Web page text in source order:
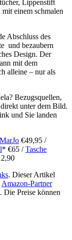
Lippenstift
einem schmalen
Abschluss des
und bezaubern
Design. Der
mit dem
alleine – nur als
Bezugsquellen,
unter dem Bild.
und Sie landen
€49,95 /
* €65 /Tasche
. Dieser Artikel
Amazon-Partner
Die Preise können